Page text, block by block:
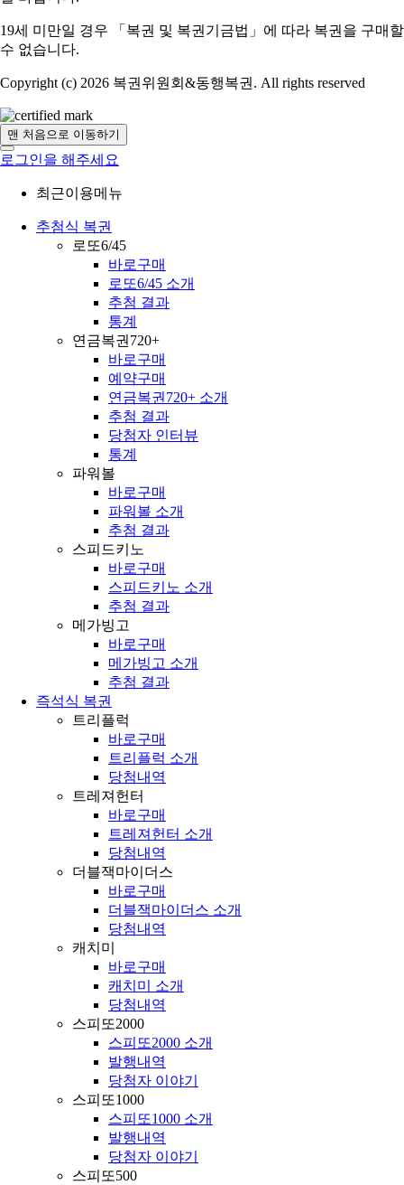
19세 미만일 경우 「복권 및 복권기금법」에 따라 복권을 구매할
수 없습니다.
Copyright (c) 2026 복권위원회&동행복권. All rights reserved
맨 처음으로 이동하기
로그인을 해주세요
최근이용메뉴
추첨식 복권
로또6/45
바로구매
로또6/45 소개
추첨 결과
통계
연금복권720+
바로구매
예약구매
연금복권720+ 소개
추첨 결과
당첨자 인터뷰
통계
파워볼
바로구매
파워볼 소개
추첨 결과
스피드키노
바로구매
스피드키노 소개
추첨 결과
메가빙고
바로구매
메가빙고 소개
추첨 결과
즉석식 복권
트리플럭
바로구매
트리플럭 소개
당첨내역
트레져헌터
바로구매
트레져헌터 소개
당첨내역
더블잭마이더스
바로구매
더블잭마이더스 소개
당첨내역
캐치미
바로구매
캐치미 소개
당첨내역
스피또2000
스피또2000 소개
발행내역
당첨자 이야기
스피또1000
스피또1000 소개
발행내역
당첨자 이야기
스피또500